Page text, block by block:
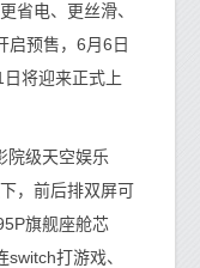
省电、更丝滑、
启预售，6月6日
将迎来正式上
级天空娱乐
，前后排双屏可
旗舰座舱芯
打游戏、